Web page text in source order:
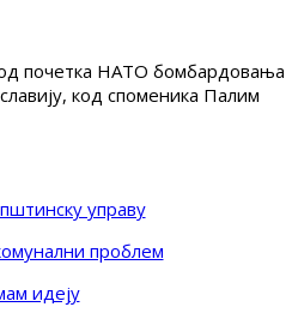
почетка НАТО бомбардовања
код споменика Палим
управу
проблем
идеју